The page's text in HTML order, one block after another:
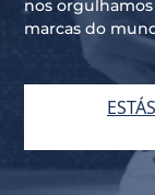
nos
marcas do